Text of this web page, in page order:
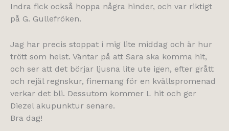
Indra fick också hoppa några hinder, och var riktigt
på G. Gullefröken.
Jag har precis stoppat i mig lite middag och är hur
trött som helst. Väntar på att Sara ska komma hit,
och ser att det börjar ljusna lite ute igen, efter grått
och rejäl regnskur, finemang för en kvällspromenad
verkar det bli. Dessutom kommer L hit och ger
Diezel akupunktur senare.
Bra dag!